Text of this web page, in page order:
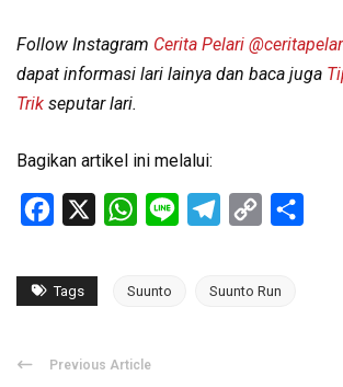
Follow Instagram Cerita Pelari
dapat informasi lari lainya dan baca juga
Trik seputar lari.
Bagikan artikel ini melalui:
Facebook WhatsApp
Line Telegram
Copy
Tags Suunto Suunto Run
Previous Article